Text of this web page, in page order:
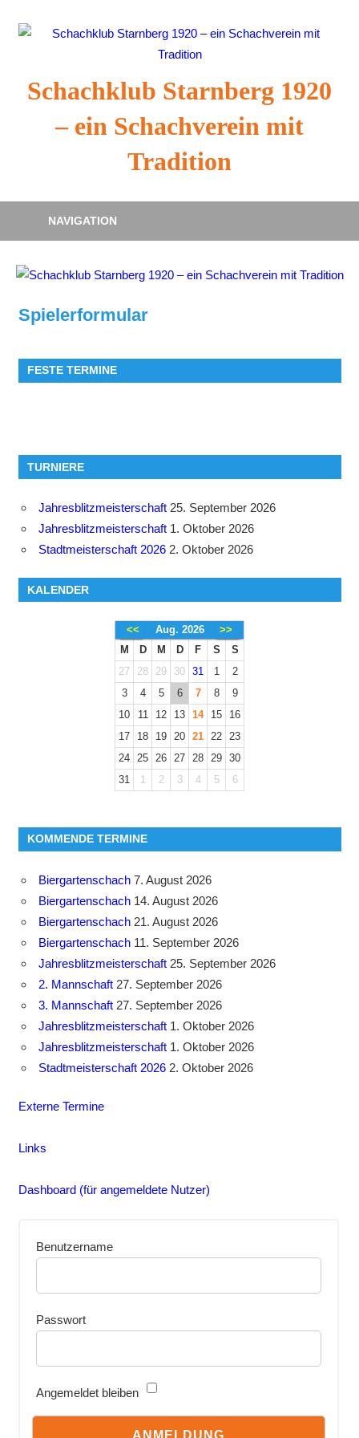
Inhalt
Schachklub Starnberg 1920
– ein Schachverein mit
Tradition
NAVIGATION
Spielerformular
FESTE TERMINE
TURNIERE
Jahresblitzmeisterschaft 25. September 2026
Jahresblitzmeisterschaft 1. Oktober 2026
Stadtmeisterschaft 2026 2. Oktober 2026
KALENDER
<< Aug. 2026
>>
M
D M D F S
S
27
28 29 30 31 1
2
3
4 5 6 7 8
9
10
11 12 13 14 15
16
17
18 19 20 21 22
23
24
25 26 27 28 29 30
31
1 2 3 4 5 6
KOMMENDE TERMINE
Biergartenschach 7. August 2026
Biergartenschach 14. August 2026
Biergartenschach 21. August 2026
Biergartenschach 11. September 2026
Jahresblitzmeisterschaft 25. September 2026
2. Mannschaft 27. September 2026
3. Mannschaft 27. September 2026
Jahresblitzmeisterschaft 1. Oktober 2026
Jahresblitzmeisterschaft 1. Oktober 2026
Stadtmeisterschaft 2026 2. Oktober 2026
Externe Termine
Links
Dashboard (für angemeldete Nutzer)
Benutzername
Passwort
Angemeldet bleiben